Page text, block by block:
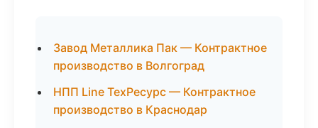
Завод Металлика Пак — Контрактное
производство в Волгоград
НПП Line ТехРесурс — Контрактное
производство в Краснодар